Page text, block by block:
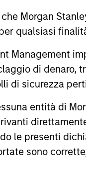
Morgan
qualsiasi
Management
di denaro,
di sicurezza
entità di
le presenti
sono
in questione
il comparto si
in base al
i dati relativi alle
da essi derivanti
con track record
performance di
e le
una variazione
e, di